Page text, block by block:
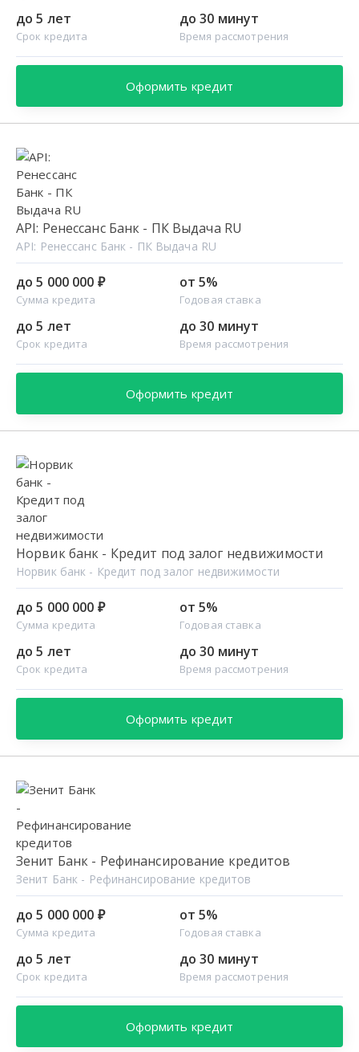
до 5 лет
Срок кредита
до 30 минут
Время рассмотрения
Оформить кредит
API: Ренессанс Банк - ПК Выдача RU
API: Ренессанс Банк - ПК Выдача RU
до 5 000 000 ₽
Сумма кредита
от 5%
Годовая ставка
до 5 лет
Срок кредита
до 30 минут
Время рассмотрения
Оформить кредит
Норвик банк - Кредит под залог недвижимости
Норвик банк - Кредит под залог недвижимости
до 5 000 000 ₽
Сумма кредита
от 5%
Годовая ставка
до 5 лет
Срок кредита
до 30 минут
Время рассмотрения
Оформить кредит
Зенит Банк - Рефинансирование кредитов
Зенит Банк - Рефинансирование кредитов
до 5 000 000 ₽
Сумма кредита
от 5%
Годовая ставка
до 5 лет
Срок кредита
до 30 минут
Время рассмотрения
Оформить кредит